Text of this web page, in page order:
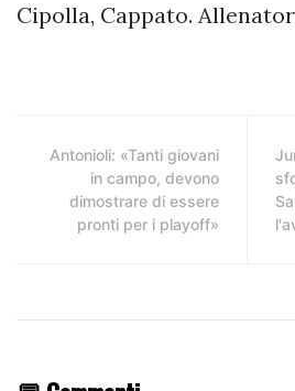
Cipolla, Cappato.
Antonioli: «Tanti giovani
in campo, devono
dimostrare di essere
pronti per i playoff»